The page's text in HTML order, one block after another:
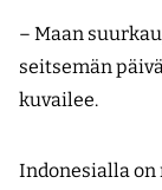
– Maan
seitsemän
kuvailee.
Indonesialla on